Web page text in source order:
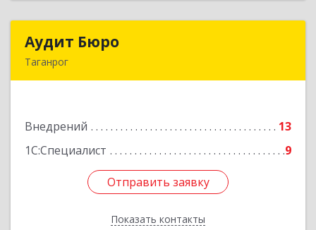
Аудит Бюро
Таганрог
Внедрений
13
1С:Специалист
9
Отправить заявку
Показать контакты
Подробнее
Отправить заявку
Назад